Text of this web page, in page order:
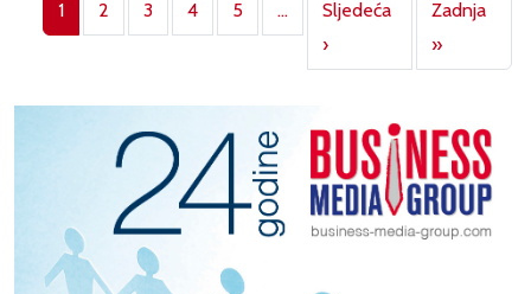
1 2 3 4 5 …
Sljedeća
›Next page
Zadnja
»Last page